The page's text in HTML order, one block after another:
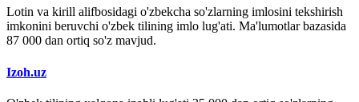
Lotin va kirill alifbosidagi o'zbekcha so'zlarning imlosini tekshirish
imkonini beruvchi o'zbek tilining imlo lug'ati. Ma'lumotlar bazasida
87 000 dan ortiq so'z mavjud.
Izoh.uz